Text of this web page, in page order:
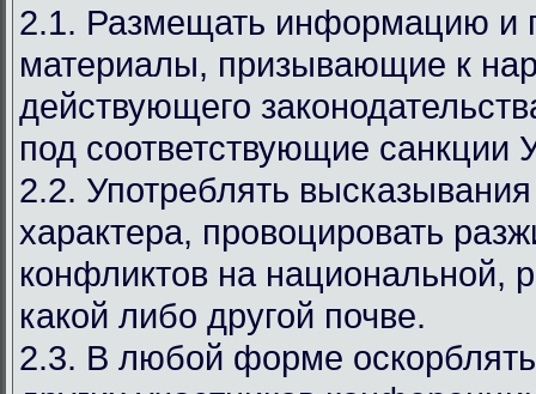
2.1. Размещать информацию и
материалы, призывающие к
действующего
под соответствующие санкции
2.2. Употреблять высказывания
характера, провоцировать
конфликтов на национальной,
какой либо другой почве.
2.3. В любой форме